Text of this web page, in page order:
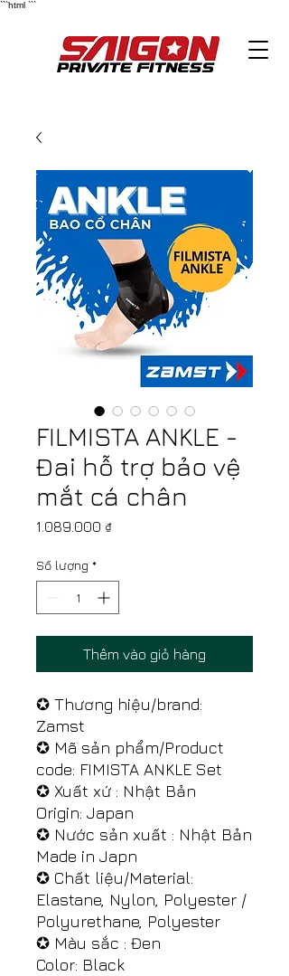
```html ```
FILMISTA ANKLE -
Đai hỗ trợ bảo vệ
mắt cá chân
1.089.000 ₫
Số lượng *
Thêm vào giỏ hàng
✪ Thương hiệu/brand:
Zamst
✪ Mã sản phẩm/Product
code: FIMISTA ANKLE Set
✪ Xuất xứ : Nhật Bản
Origin: Japan
✪ Nước sản xuất : Nhật Bản
Made in Japn
✪ Chất liệu/Material:
Elastane, Nylon, Polyester /
Polyurethane, Polyester
✪ Màu sắc : Đen
Color: Black